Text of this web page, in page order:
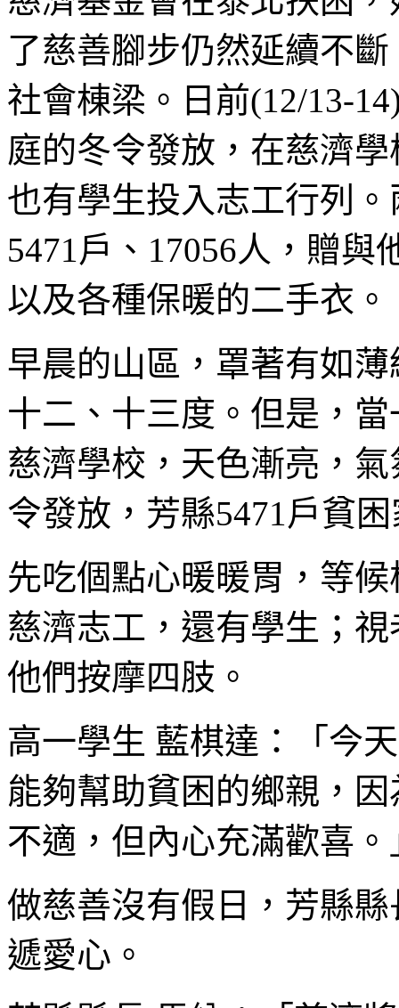
了慈善腳步仍然延續不
社會棟梁。日前(12/13-
庭的冬令發放，在慈濟
也有學生投入志工行列
5471戶、17056人，贈
以及各種保暖的二手衣。
早晨的山區，罩著有如
十二、十三度。但是，
慈濟學校，天色漸亮，
令發放，芳縣5471戶貧
先吃個點心暖暖胃，等
慈濟志工，還有學生；
他們按摩四肢。
高一學生 藍棋達：「今
能夠幫助貧困的鄉親，
不適，但內心充滿歡喜。
做慈善沒有假日，芳縣
遞愛心。